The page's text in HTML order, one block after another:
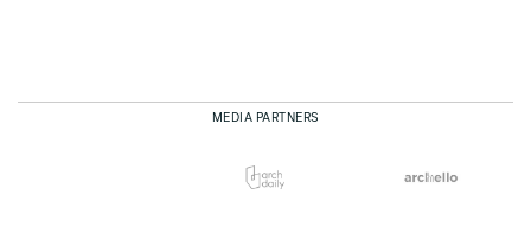
MEDIA PARTNERS